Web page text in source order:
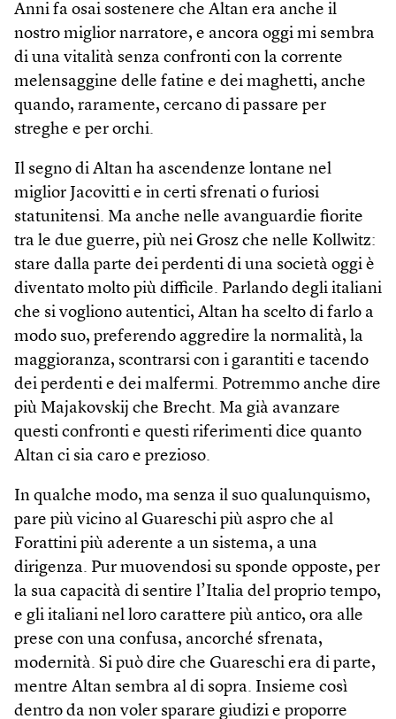
Anni fa osai sostenere che Altan era anche il
nostro miglior narratore, e ancora oggi mi sembra
di una vitalità senza confronti con la corrente
melensaggine delle fatine e dei maghetti, anche
quando, raramente, cercano di passare per
streghe e per orchi.
Il segno di Altan ha ascendenze lontane nel
miglior Jacovitti e in certi sfrenati o furiosi
statunitensi. Ma anche nelle avanguardie fiorite
tra le due guerre, più nei Grosz che nelle Kollwitz:
stare dalla parte dei perdenti di una società oggi è
diventato molto più difficile. Parlando degli italiani
che si vogliono autentici, Altan ha scelto di farlo a
modo suo, preferendo aggredire la normalità, la
maggioranza, scontrarsi con i garantiti e tacendo
dei perdenti e dei malfermi. Potremmo anche dire
più Majakovskij che Brecht. Ma già avanzare
questi confronti e questi riferimenti dice quanto
Altan ci sia caro e prezioso.
In qualche modo, ma senza il suo qualunquismo,
pare più vicino al Guareschi più aspro che al
Forattini più aderente a un sistema, a una
dirigenza. Pur muovendosi su sponde opposte, per
la sua capacità di sentire l’Italia del proprio tempo,
e gli italiani nel loro carattere più antico, ora alle
prese con una confusa, ancorché sfrenata,
modernità. Si può dire che Guareschi era di parte,
mentre Altan sembra al di sopra. Insieme così
dentro da non voler sparare giudizi e proporre